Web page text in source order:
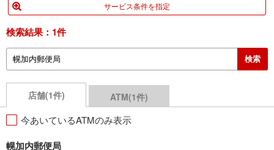
サービス条件を指定
検索結果： 1件
店舗(1件) ATM(1件)
今あいているATMのみ表示
幌加内郵便局